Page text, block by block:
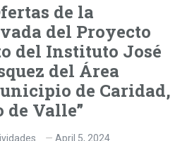
de la
del Proyecto
del Instituto José
del Área
de Caridad,
de Valle”
April 5, 2024